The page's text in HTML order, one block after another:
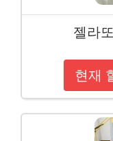
젤라
현재